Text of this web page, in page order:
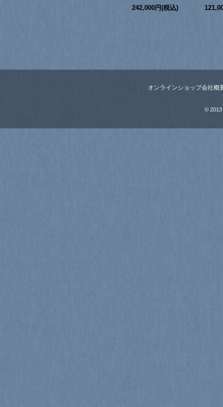
242,000円(税込)
オンラインショップ会社概
© 2013